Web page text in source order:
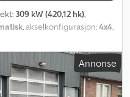
309 kW (420,12 hk),
, akselkonfigurasjon:4x4,
2 438 kg, lasteromslengde:
15,7 l/100 km
, drivstofforbruk
(kombinert):
12,4 l/100
Euro 6,
Annonse